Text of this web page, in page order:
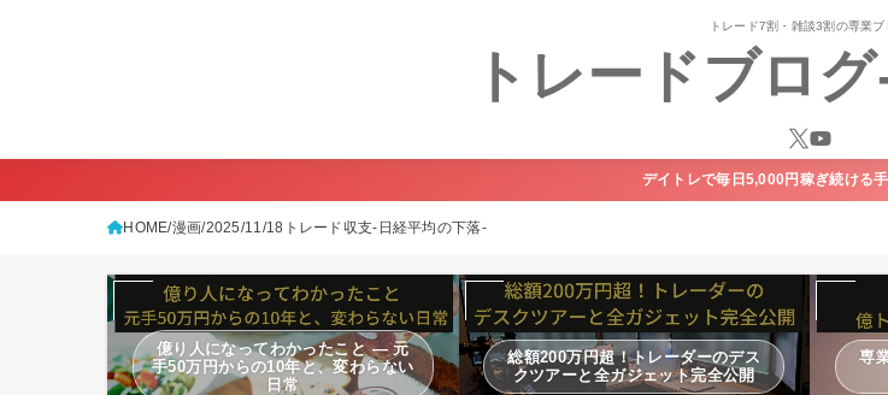
トレード7割・雑談3割の専業ブ
トレードブロ
デイトレで毎日5,000円稼ぎ続ける手
HOME 漫画 2025/11/18トレード収支-日経平均の下落-
億り人になってわかったこと — 元
手50万円からの10年と、変わらない
日常
総額200万円超！トレーダーのデス
クツアーと全ガジェット完全公開
専